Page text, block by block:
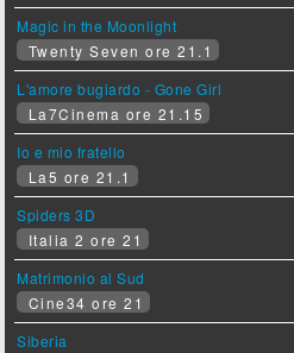
Magic in the Moonlight
Twenty Seven ore 21.1
L'amore bugiardo - Gone Girl
La7Cinema ore 21.15
Io e mio fratello
La5 ore 21.1
Spiders 3D
Italia 2 ore 21
Matrimonio al Sud
Cine34 ore 21
Siberia